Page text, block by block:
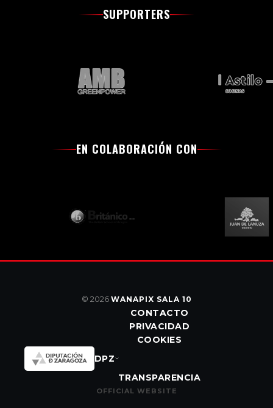
SUPPORTERS
EN COLABORACIÓN CON
© 2026 WANAPIX SALA 10
CONTACTO
PRIVACIDAD
COOKIES
DPZ
TRANSPARENCIA
OFFICIAL WEBSITE